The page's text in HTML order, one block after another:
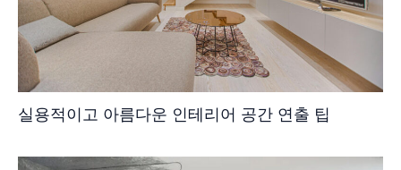
실용적이고 아름다운 인테리어 공간 연출 팁